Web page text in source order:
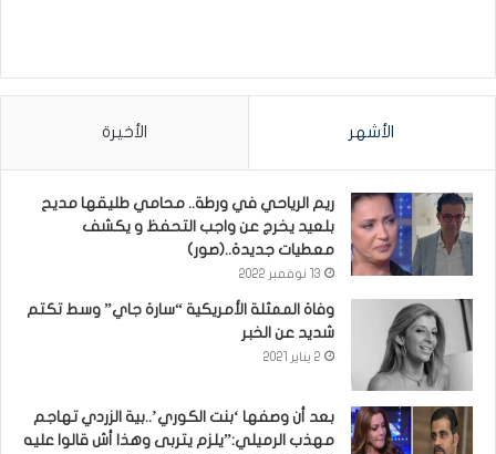
الأشهر الأخيرة
ريم الرياحي في ورطة.. محامي طليقها مديح
بلعيد يخرج عن واجب التحفظ و يكشف
معطيات جديدة..(صور)
13 نوفمبر 2022
وفاة الممثلة الأمريكية “سارة جاي” وسط تكتم
شديد عن الخبر
2 يناير 2021
بعد أن وصفها ‘بنت الكوري’..بية الزردي تهاجم
مهذب الرميلي:”يلزم يتربى وهذا أش قالوا عليه